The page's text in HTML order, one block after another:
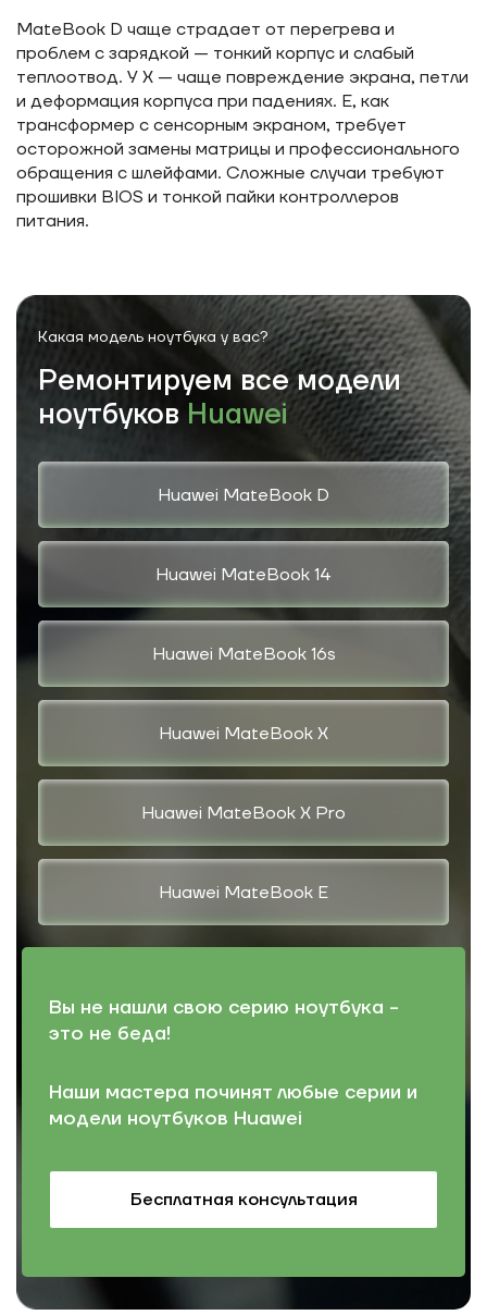
MateBook D чаще страдает от перегрева и
проблем с зарядкой — тонкий корпус и слабый
теплоотвод. У X — чаще повреждение экрана, петли
и деформация корпуса при падениях. E, как
трансформер с сенсорным экраном, требует
осторожной замены матрицы и профессионального
обращения с шлейфами. Сложные случаи требуют
прошивки BIOS и тонкой пайки контроллеров
питания.
Какая модель ноутбука у вас?
Ремонтируем все модели
ноутбуков Huawei
Huawei MateBook D
Huawei MateBook 14
Huawei MateBook 16s
Huawei MateBook X
Huawei MateBook X Pro
Huawei MateBook E
Вы не нашли свою серию ноутбука -
это не беда!
Наши мастера починят любые серии и
модели ноутбуков Huawei
Бесплатная консультация